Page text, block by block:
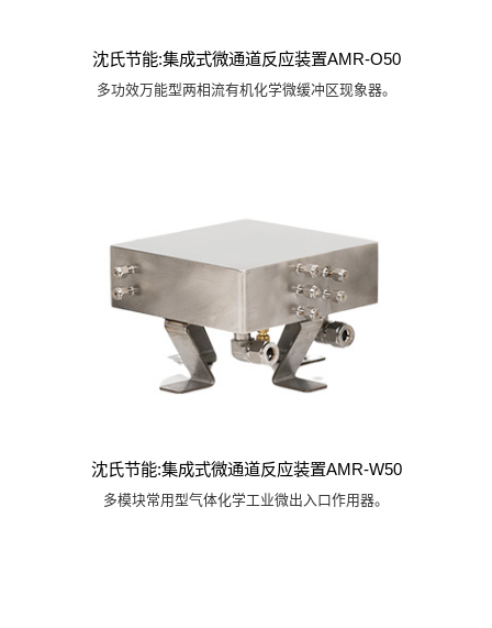
沈氏节能:集成式微通道反应装置AMR-O50
多功效万能型两相流有机化学微缓冲区现象器。
沈氏节能:集成式微通道反应装置AMR-W50
多模块常用型气体化学工业微出入口作用器。